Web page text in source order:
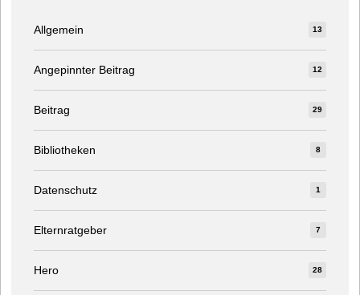
Allgemein 13
Angepinnter Beitrag 12
Beitrag 29
Bibliotheken 8
Datenschutz 1
Elternratgeber 7
Hero 28